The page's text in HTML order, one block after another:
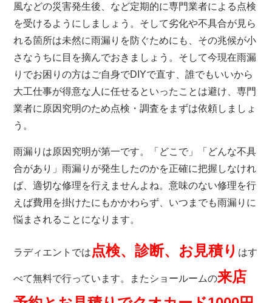
風などの災害発生後、など定期的に専門業者による点検
を受けるようにしましょう。そして劣化や不具合が見ら
れる箇所は未然に雨漏りを防ぐためにも、その兆候が小
さなうちに目を摘んでおきましょう。そして今現在雨漏
りでお困りの方はご自身でDIYで直す、誰でもいいから
大工仕事が得意な人に任せるといったことは避け、専門
業者に原因究明のため点検・調査をまずは依頼しましょ
う。
雨漏りは原因究明が第一です。「どこで」「どんな不具
合があり」雨漏りが発生したのかを正確に把握しなけれ
ば、適切な修理を行えませんよね。意味のない修理を行
えば費用を掛けたにもかかわらず、いつまでも雨漏りに
悩まされることになります。
ラディエント では 点検、診断、お見積り はす
べて無料で行っています。またショールームの来店